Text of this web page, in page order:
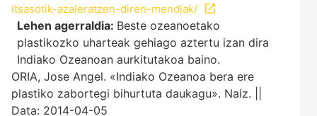
itsasotik-azaleratzen-diren-mendiak/
Lehen agerraldia: Beste ozeanoetako
plastikozko uharteak gehiago aztertu izan dira
Indiako Ozeanoan aurkitutakoa baino.
ORIA, Jose Angel. «Indiako Ozeanoa bera ere
plastiko zabortegi bihurtuta daukagu». Naiz. ||
Data: 2014-04-05